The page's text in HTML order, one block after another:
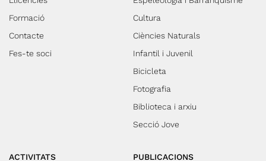
Formació
Contacte
Fes-te soci
Cultura
Ciències Naturals
Infantil i Juvenil
Bicicleta
Fotografia
Biblioteca i arxiu
Secció Jove
ACTIVITATS PUBLICACIONS